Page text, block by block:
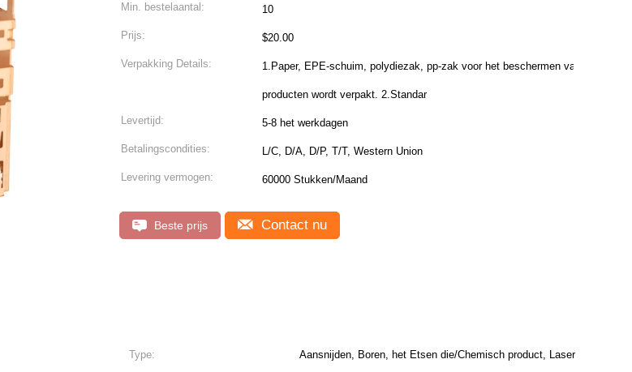
Min. bestelaantal: 10
Prijs: $20.00
Verpakking Details: 1.Paper, EPE-schuim, polydiezak, pp-zak voor het beschermen van
producten wordt verpakt. 2.Standar
Levertijd: 5-8 het werkdagen
Betalingscondities: L/C, D/A, D/P, T/T, Western Union
Levering vermogen: 60000 Stukken/Maand
Beste prijs Contact nu
Type:
Aansnijden, Boren, het Etsen die/Chemisch product, Laser